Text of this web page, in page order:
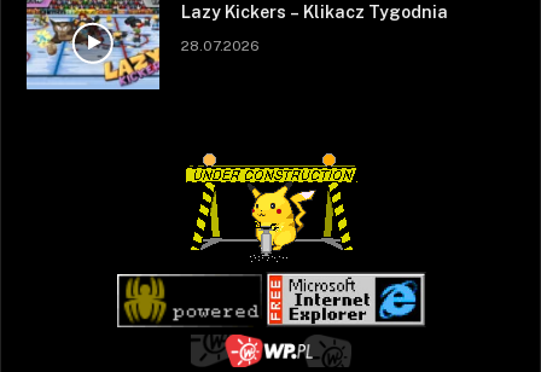
Lazy Kickers – Klikacz Tygodnia
28.07.2026